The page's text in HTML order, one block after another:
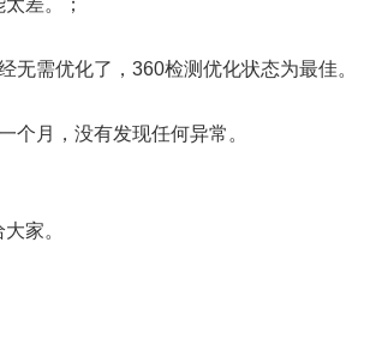
无需优化了，360检测优化状态为最佳。
个月，没有发现任何异常。
家。